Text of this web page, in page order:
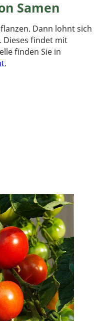
Samen
Dann lohnt sich
Dieses findet mit
finden Sie in
.